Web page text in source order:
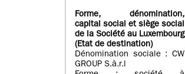
Forme, dénomination,
capital social et siège social
de la Société au Luxembourg
(Etat de destination)
Dénomination sociale : CW
GROUP S.à.r.l